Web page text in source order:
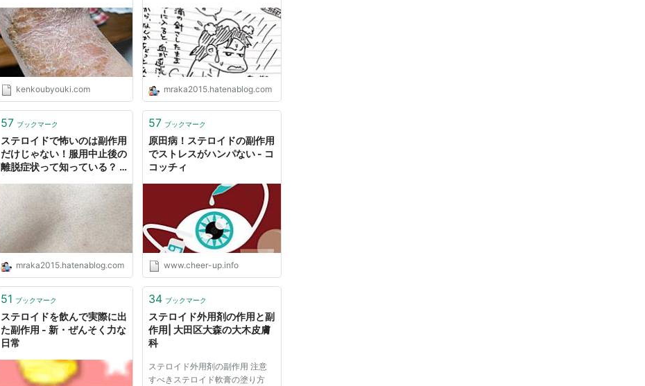
kenkoubyouki.com mraka2015.hatenablog.com
57 ブックマーク
ステロイドで怖いのは副作用
だけじゃない！服用中止後の
離脱症状って知っている？ -
mraka2015.hatenablog.com
57 ブックマーク
原田病！ステロイドの副作用
でストレスがハンパない - コ
コッチィ
www.cheer-up.info
51 ブックマーク
ステロイドを飲んで実際に出
た副作用 - 新・ぜんそく力な
日常
34 ブックマーク
ステロイド外用剤の作用と副
作用| 大田区大森の大木皮膚
科
ステロイド外用剤の副作用 注意
すべきステロイド軟膏の塗り方